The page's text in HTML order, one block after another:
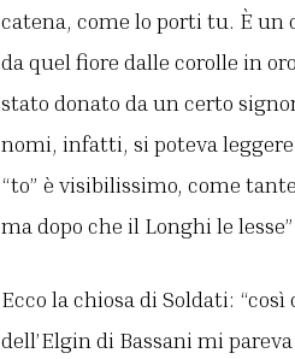
catena, come lo porti tu. È un
da quel fiore dalle corolle in
stato donato da un certo
nomi, infatti, si poteva
“to” è visibilissimo, come
ma dopo che il Longhi le
Ecco la chiosa di Soldati:
dell’Elgin di Bassani mi